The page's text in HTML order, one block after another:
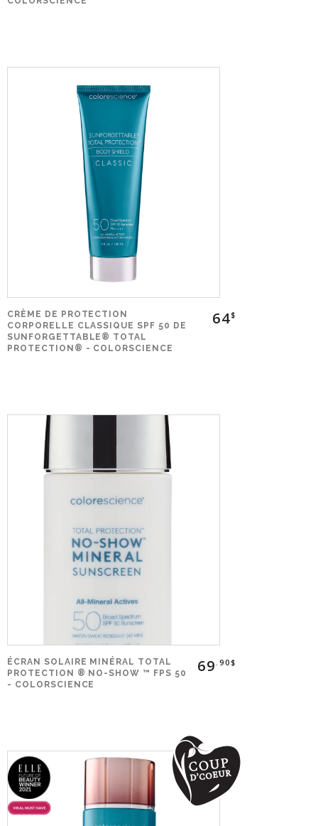
CRÈME DE PROTECTION
CORPORELLE CLASSIQUE SPF 50 DE
SUNFORGETTABLE® TOTAL
PROTECTION® - COLORSCIENCE
64$
ÉCRAN SOLAIRE MINÉRAL TOTAL
PROTECTION ® NO-SHOW ™ FPS 50
- COLORSCIENCE
69 .90$